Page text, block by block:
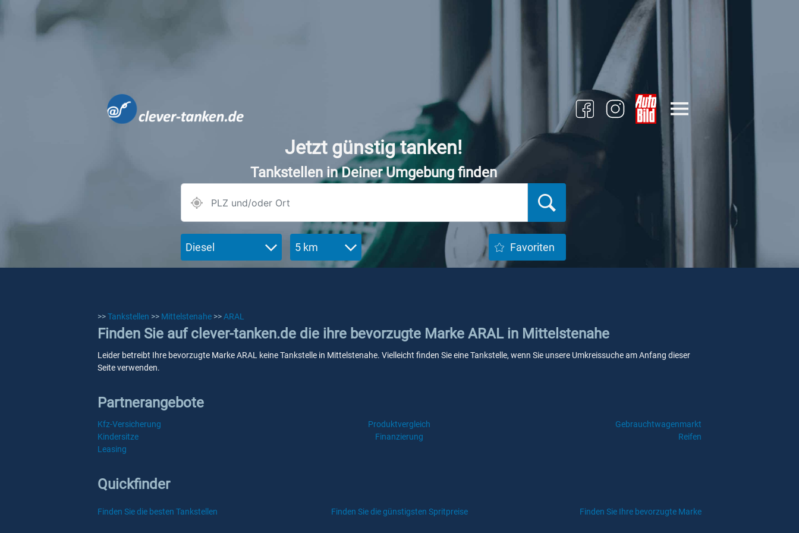
Jetzt günstig tanken!
Tankstellen in Deiner Umgebung finden
Diesel 5 km Favoriten
>>Tankstellen >> Mittelstenahe >>ARAL
Finden Sie auf clever-tanken.de die ihre bevorzugte Marke ARAL in Mittelstenahe
Leider betreibt Ihre bevorzugte Marke ARAL keine Tankstelle in Mittelstenahe. Vielleicht finden Sie eine Tankstelle, wenn Sie unsere Umkreissuche am Anfang dieser
Seite verwenden.
Partnerangebote
Kfz-Versicherung Produktvergleich
Gebrauchtwagenmarkt
Kindersitze
Finanzierung
Reifen
Leasing
Quickfinder
Finden Sie die besten Tankstellen Finden Sie die günstigsten Spritpreise Finden Sie Ihre bevorzugte Marke